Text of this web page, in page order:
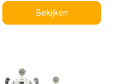
Bekijken